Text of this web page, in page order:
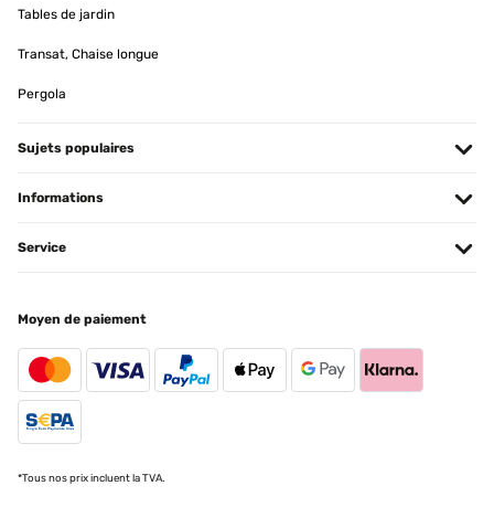
Tables de jardin
Transat, Chaise longue
Pergola
Sujets populaires
Informations
Service
Moyen de paiement
*Tous nos prix incluent la TVA.